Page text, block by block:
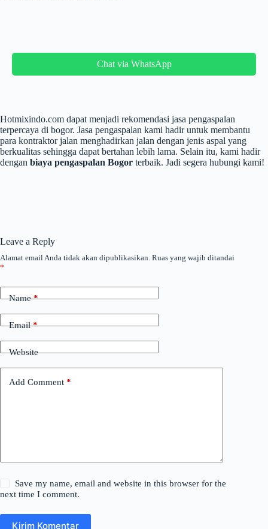
Chat via WhatsApp
Hotmixindo.com dapat menjadi rekomendasi jasa pengaspalan
terpercaya di bogor. Jasa pengaspalan kami hadir untuk membantu
para kontraktor jalan menghadirkan jalan dengan jenis aspal yang
berkualitas sehingga dapat bertahan lebih lama. Selain itu, kami hadir
dengan biaya pengaspalan Bogor terbaik. Jadi segera hubungi kami!
Leave a Reply
Alamat email Anda tidak akan dipublikasikan. Ruas yang wajib ditandai
*
Name*
Email*
Website
Add Comment *
Save my name, email and website in this browser for the
next time I comment.
Kirim Komentar